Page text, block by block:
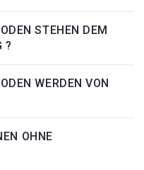
STEHEN DEM
?
WERDEN VON
OHNE